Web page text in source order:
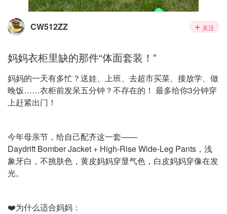
CW512ZZ 关注
妈妈衣柜里缺的那件“体面套装！”
妈妈的一天有多忙？送娃、上班、去超市买菜、接放学、做
晚饭……衣柜前发呆五分钟？不存在的！ 最多给你3分钟穿
上赶紧出门！
今年母亲节，给自己配齐这一套——
Daydrift Bomber Jacket + High-Rise Wide-Leg Pants，浅
象牙白，不挑肤色，黄皮妈妈穿显气色，白皮妈妈穿像在发
光。
❤️为什么适合妈妈：